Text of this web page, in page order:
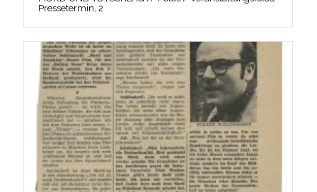
Pressetermin, 2